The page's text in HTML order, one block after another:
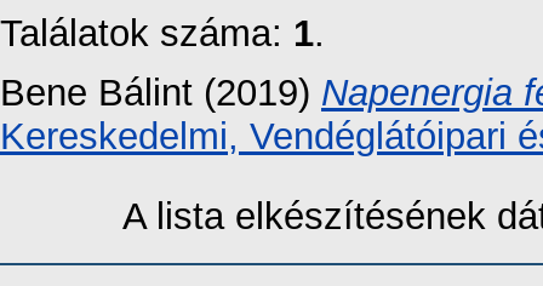
Találatok száma: 1.
Bene Bálint (2019) Napenergia
Kereskedelmi, Vendéglátóipari
A lista elkészítésének